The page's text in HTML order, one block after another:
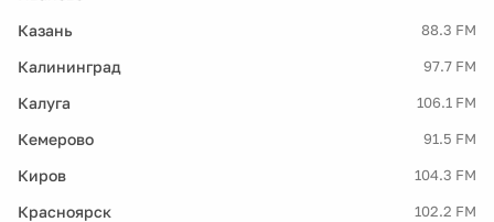
Казань 88.3 FM
Калининград 97.7 FM
Калуга 106.1 FM
Кемерово 91.5 FM
Киров 104.3 FM
Красноярск 102.2 FM